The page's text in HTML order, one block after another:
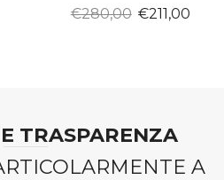
€280,00 Il
€211,00Il
TRASPARENZA
A